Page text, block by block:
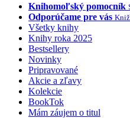
Knihomoľský pomocník
Odporúčame pre vás
Všetky knihy
Knihy roka 2025
Bestsellery
Novinky
Pripravované
Akcie a zľavy
Kolekcie
BookTok
Mám záujem o titul